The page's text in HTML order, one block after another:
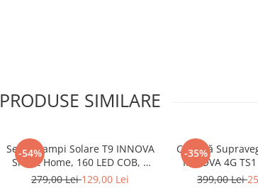
PRODUSE SIMILARE
-54%
Set 4x Lampi Solare T9 INNOVA
Smart Home, 160 LED COB, 8
Cadrane, Senzor Miscare,
279,00 Lei129,00 Lei
-35%
Cameră
INNOVA 4G
355°, Night
399,00 Lei